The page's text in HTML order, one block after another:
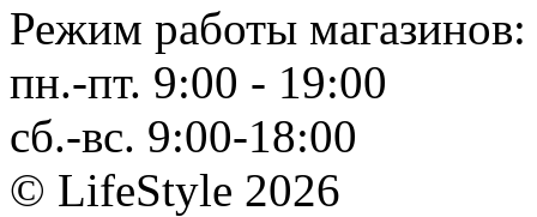
Режим работы магазинов:
пн.-пт. 9:00 - 19:00
сб.-вс. 9:00-18:00
© LifeStyle 2026